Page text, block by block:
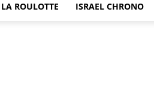
LA ROULOTTE ISRAEL CHRONO